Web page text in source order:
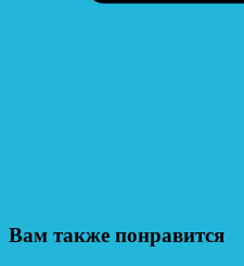
Вам также понравится